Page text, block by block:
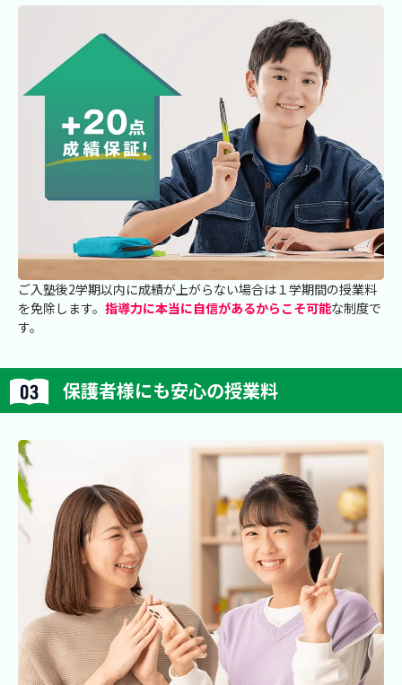
ご入塾後2学期以内に成績が上がらない場合は１学期間の授業料
を免除します。 指導力に本当に自信があるからこそ可能な制度で
す。
保護者様にも安心の授業料